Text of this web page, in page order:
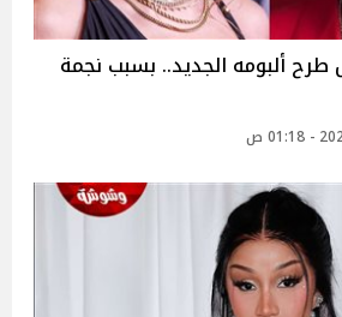
طرح ألبومه الجديد.. بسبب نجمة